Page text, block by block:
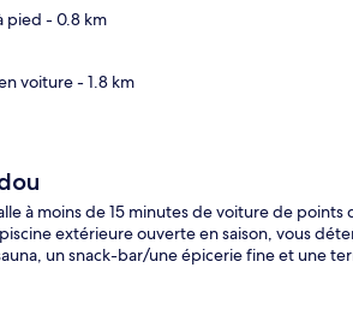
pied - 0.8 km
voiture- 1.8 km
à moins de 15 minutes de voiture de
extérieure ouverte en saison, vous
un snack-bar/une épicerie fine et une